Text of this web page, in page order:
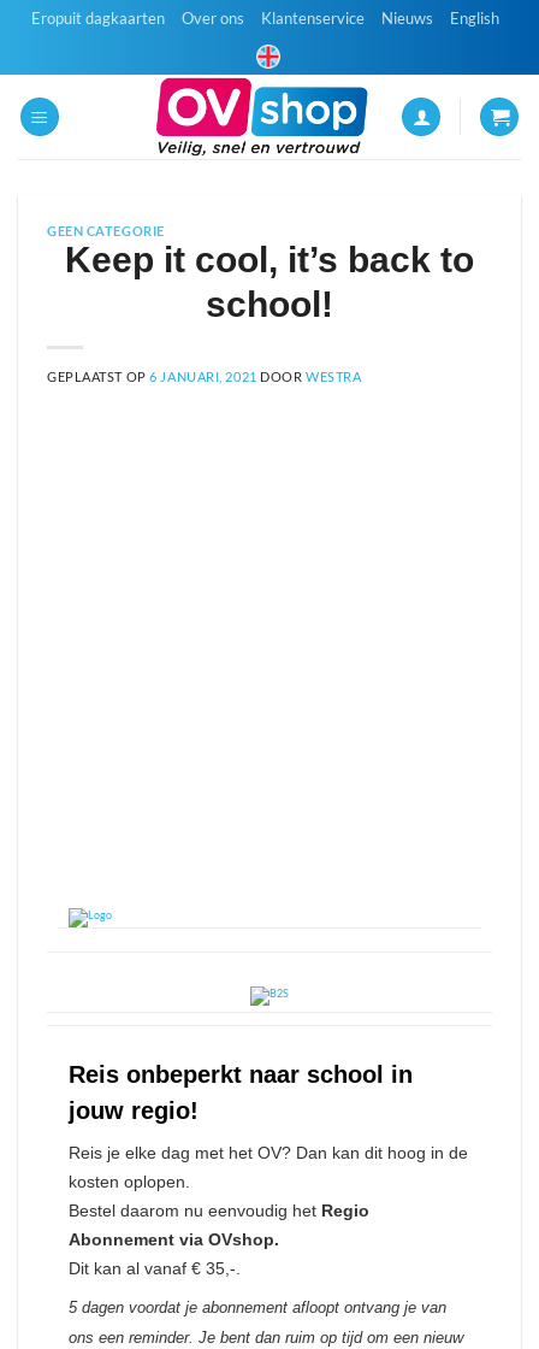
inhoud
Eropuit dagkaarten Over ons Klantenservice Nieuws English
GEEN CATEGORIE
Keep it cool, it’s back to
school!
GEPLAATST OP6 JANUARI, 2021 DOORWESTRA
Reis onbeperkt naar school in
jouw regio!
Reis je elke dag met het OV? Dan kan dit hoog in de
kosten oplopen.
Bestel daarom nu eenvoudig het Regio
Abonnement via OVshop.
Dit kan al vanaf € 35,-.
5 dagen voordat je abonnement afloopt ontvang je van
ons een reminder. Je bent dan ruim op tijd om een nieuw